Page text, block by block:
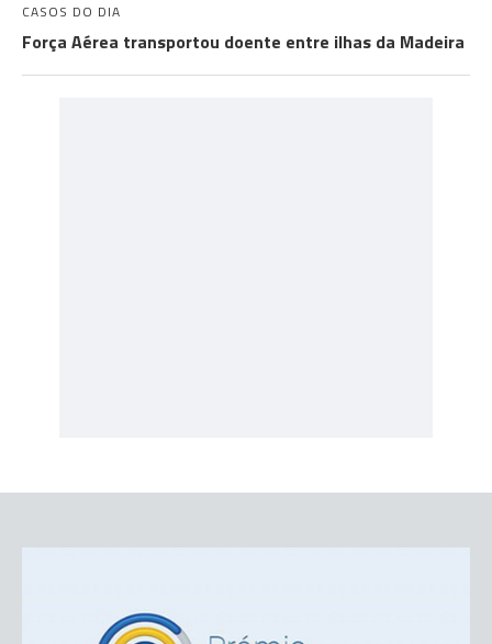
CASOS DO DIA
Força Aérea transportou doente entre ilhas da Madeira